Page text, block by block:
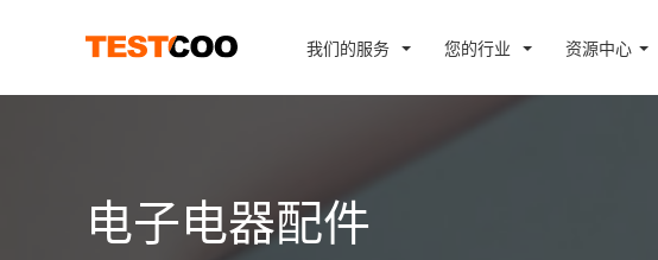
我们的服务 您的行业 资源中心
电子电器配件